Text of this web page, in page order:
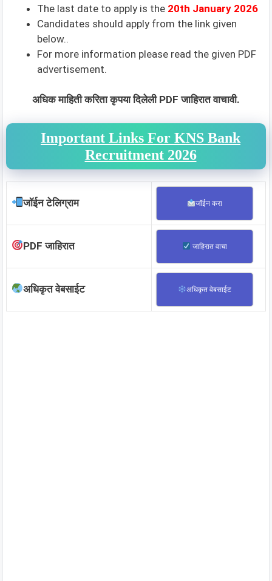
The last date to apply is the 20th January 2026
Candidates should apply from the link given
below..
For more information please read the given PDF
advertisement.
अधिक माहिती करिता कृपया दिलेली PDF जाहिरात वाचावी.
Important Links For KNS Bank
Recruitment 2026
जॉईन टेलिग्राम जॉईन करा
PDF जाहिरात जाहिरात वाचा
अधिकृत वेबसाईट अधिकृत वेबसाईट